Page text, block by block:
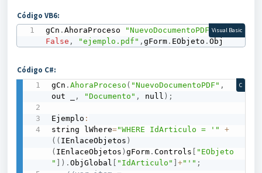
Código VB6:
gCn .AhoraProceso "NuevoDocumentoPDF",
False , "ejemplo.pdf" ,gForm . EObjeto .Obj
Visual Basic
Código C#:
gCn .AhoraProceso ( "NuevoDocumentoPDF" ,
out _
, "Documento" , null ) ;
Ejemplo :
string lWhere="WHERE IdArticulo = '"
+
( ( IEnlaceObjetos )
( IEnlaceObjetos )gForm .Controls
"EObjeto
"
) .ObjGlobal "IdArticulo" ]+"'" ;
C